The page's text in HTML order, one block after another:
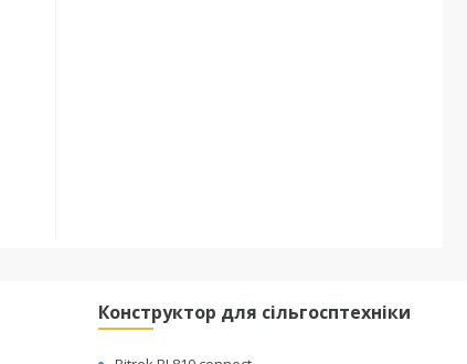
Конструктор для сільгосптехніки